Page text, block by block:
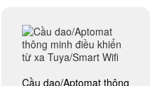
Cầu dao/Aptomat thông